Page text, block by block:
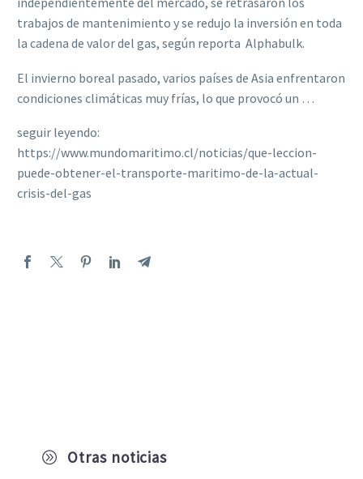
A Otras noticias
trabajos de mantenimiento y se redujo la inversión en toda
la cadena de valor del gas, según reporta Alphabulk.
El invierno boreal pasado, varios países de Asia enfrentaron
condiciones climáticas muy frías, lo que provocó un …
seguir leyendo:
https://www.mundomaritimo.cl/noticias/que-leccion-
puede-obtener-el-transporte-maritimo-de-la-actual-
crisis-del-gas